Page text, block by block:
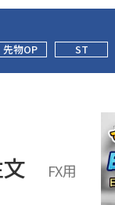
先物OP ST
文
FX用